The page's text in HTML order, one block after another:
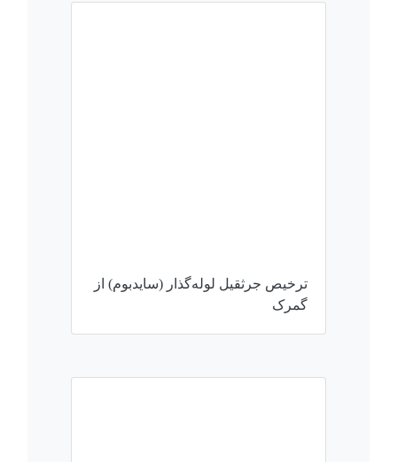
ترخیص جرثقیل لوله‌گذار (سایدبوم) از
گمرک